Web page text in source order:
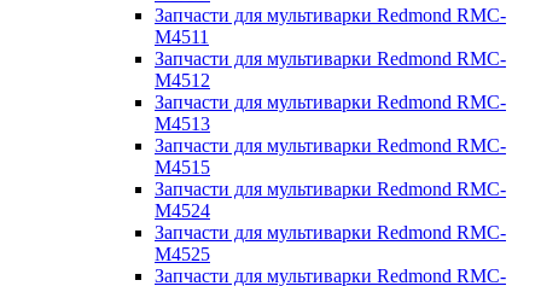
Запчасти для мультиварки Redmond RMC-
M4511
Запчасти для мультиварки Redmond RMC-
M4512
Запчасти для мультиварки Redmond RMC-
M4513
Запчасти для мультиварки Redmond RMC-
M4515
Запчасти для мультиварки Redmond RMC-
M4524
Запчасти для мультиварки Redmond RMC-
M4525
Запчасти для мультиварки Redmond RMC-